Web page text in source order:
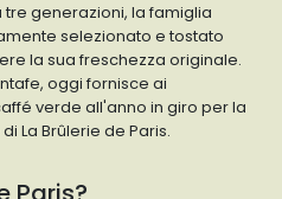
generazioni, la famiglia
selezionato e tostato
la sua freschezza originale.
oggi fornisce ai
verde all'anno in giro per la
La Brûlerie de Paris.